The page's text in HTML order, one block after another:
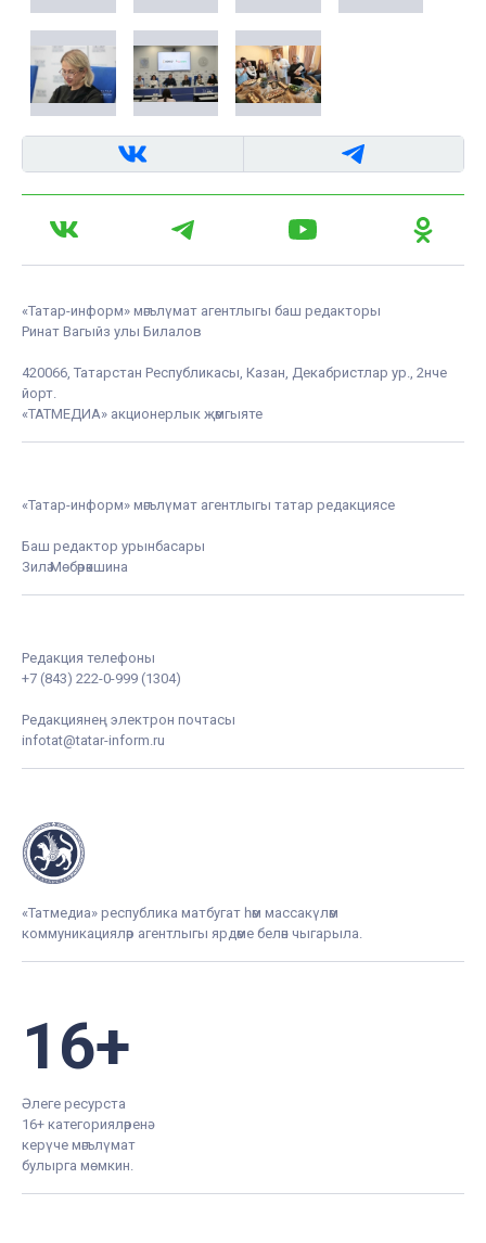
«Татар-информ» мәгълүмат агентлыгы баш редакторы
Ринат Вагыйз улы Билалов
420066, Татарстан Республикасы, Казан, Декабристлар ур., 2нче
йорт.
«ТАТМЕДИА» акционерлык җәмгыяте
«Татар-информ» мәгълүмат агентлыгы татар редакциясе
Баш редактор урынбасары
Зилә Мөбәрәкшина
Редакция телефоны
+7 (843) 222-0-999 (1304)
Редакциянең электрон почтасы
infotat@tatar-inform.ru
«Татмедиа» республика матбугат һәм массакүләм
коммуникацияләр агентлыгы ярдәме белән чыгарыла.
16+
Әлеге ресурста
16+ категорияләренә
керүче мәгълүмат
булырга мөмкин.